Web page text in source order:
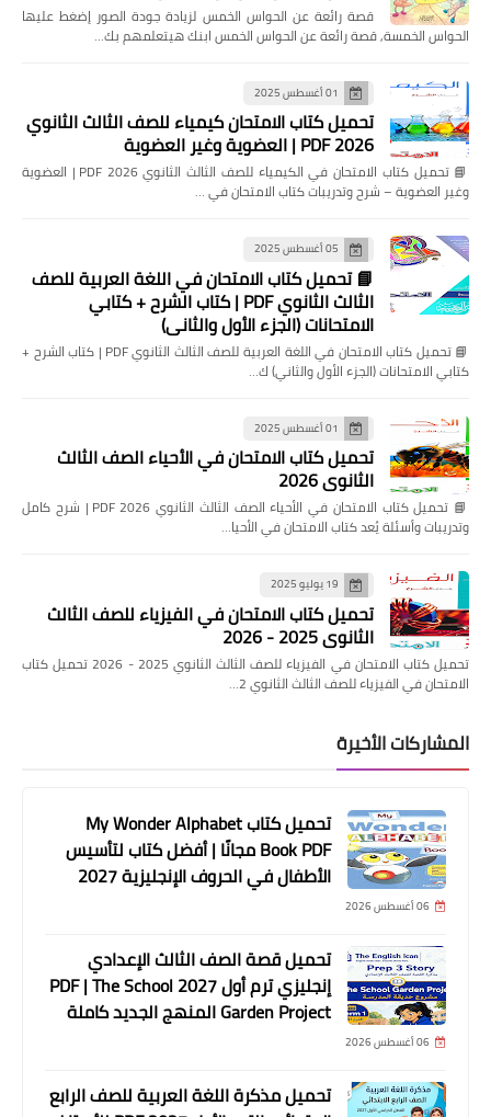
قصة رائعة عن الحواس الخمس لزيادة جودة الصور إضغط عليها
الحواس الخمسة, قصة رائعة عن الحواس الخمس ابنك هيتعلمهم بك…
01 أغسطس 2025
تحميل كتاب الامتحان كيمياء للصف الثالث الثانوي
2026 PDF | العضوية وغير العضوية
📘 تحميل كتاب الامتحان في الكيمياء للصف الثالث الثانوي 2026 PDF | العضوية
وغير العضوية – شرح وتدريبات كتاب الامتحان في …
05 أغسطس 2025
📘 تحميل كتاب الامتحان في اللغة العربية للصف
الثالث الثانوي PDF | كتاب الشرح + كتابي
الامتحانات (الجزء الأول والثاني)
📘 تحميل كتاب الامتحان في اللغة العربية للصف الثالث الثانوي PDF | كتاب الشرح +
كتابي الامتحانات (الجزء الأول والثاني) ك…
01 أغسطس 2025
تحميل كتاب الامتحان في الأحياء الصف الثالث
الثانوي 2026
📘 تحميل كتاب الامتحان في الأحياء الصف الثالث الثانوي 2026 PDF | شرح كامل
وتدريبات وأسئلة يُعد كتاب الامتحان في الأحيا…
19 يوليو 2025
تحميل كتاب الامتحان في الفيزياء للصف الثالث
الثانوي 2025 - 2026
تحميل كتاب الامتحان في الفيزياء للصف الثالث الثانوي 2025 - 2026 تحميل كتاب
الامتحان في الفيزياء للصف الثالث الثانوي 2…
المشاركات الأخيرة
تحميل كتاب My Wonder Alphabet
Book PDF مجانًا | أفضل كتاب لتأسيس
الأطفال في الحروف الإنجليزية 2027
06 أغسطس 2026
تحميل قصة الصف الثالث الإعدادي
إنجليزي ترم أول 2027 PDF | The School
Garden Project المنهج الجديد كاملة
06 أغسطس 2026
تحميل مذكرة اللغة العربية للصف الرابع